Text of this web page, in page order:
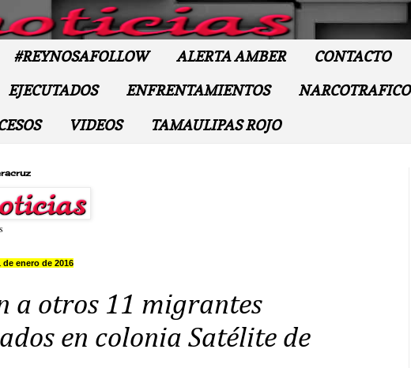
#REYNOSAFOLLOW ALERTA AMBER CONTACTO
EJECUTADOS ENFRENTAMIENTOS NARCOTRAFICO
VIDEOS TAMAULIPAS ROJO
enero de 2016
a otros 11 migrantes
en colonia Satélite de